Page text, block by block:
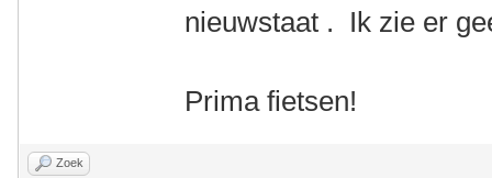
nieuwstaat . Ik zie er
Prima fietsen!
Zoek